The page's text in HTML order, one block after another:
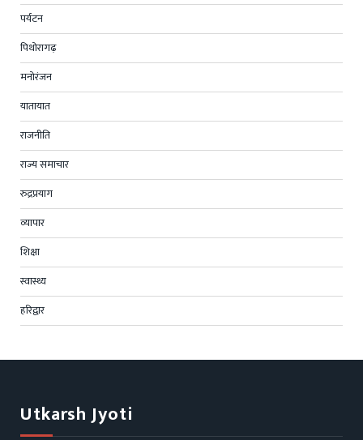
पर्यटन
पिथोरागढ़
मनोरंजन
यातायात
राजनीति
राज्य समाचार
रुद्रप्रयाग
व्यापार
शिक्षा
स्वास्थ्य
हरिद्वार
Utkarsh Jyoti